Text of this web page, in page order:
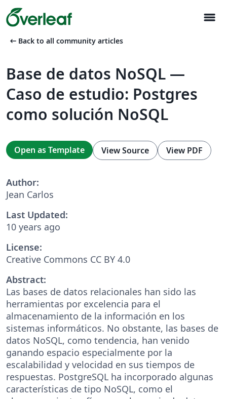
menu
arrow_left_alt Back to all community articles
Base de datos NoSQL —
Caso de estudio: Postgres
como solución NoSQL
Open as Template View Source View PDF
Author:
Jean Carlos
Last Updated:
10 years ago
License:
Creative Commons CC BY 4.0
Abstract:
Las bases de datos relacionales han sido las
herramientas por excelencia para el
almacenamiento de la información en los
sistemas informáticos. No obstante, las bases de
datos NoSQL, como tendencia, han venido
ganando espacio especialmente por la
escalabilidad y velocidad en sus tiempos de
respuestas. PostgreSQL ha incorporado algunas
características de tipo NoSQL, como el